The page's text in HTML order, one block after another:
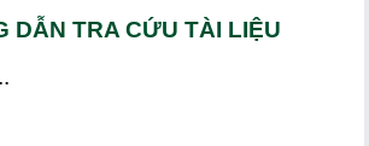
DẪN TRA CỨU TÀI LIỆU